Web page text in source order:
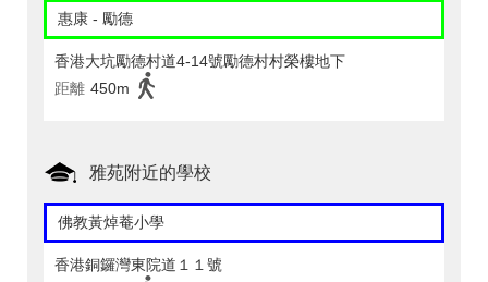
惠康 - 勵德
香港大坑勵德村道4-14號勵德村村榮樓地下
距離 450m
雅苑附近的學校
佛教黃焯菴小學
香港銅鑼灣東院道１１號